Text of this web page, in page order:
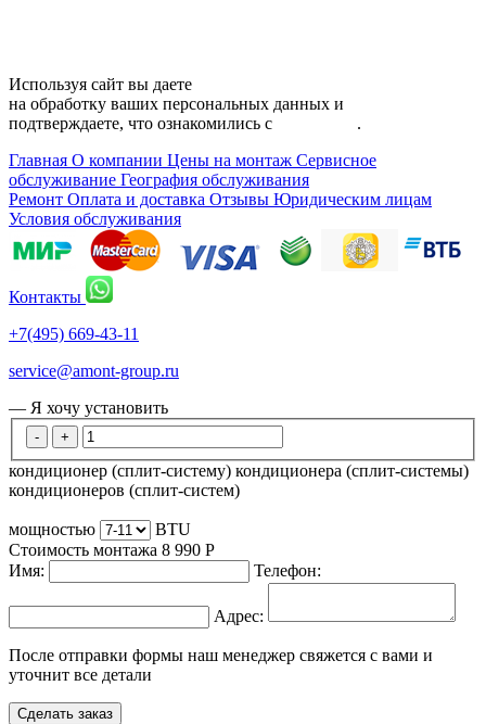
Используя сайт вы даете
на обработку ваших персональных данных и
подтверждаете, что ознакомились с
.
Главная О компании Цены на монтаж Сервисное
обслуживание География обслуживания
Ремонт Оплата и доставка Отзывы Юридическим лицам
Условия обслуживания
Контакты
+7(495) 669-43-11
service@amont-group.ru
— Я хочу установить
- +
кондиционер (сплит-систему) кондиционера (сплит-системы)
кондиционеров (сплит-систем)
мощностью
BTU
Стоимость монтажа 8 990 Р
Имя:
Телефон:
Адрес:
После отправки формы наш менеджер свяжется с вами и
уточнит все детали
Сделать заказ